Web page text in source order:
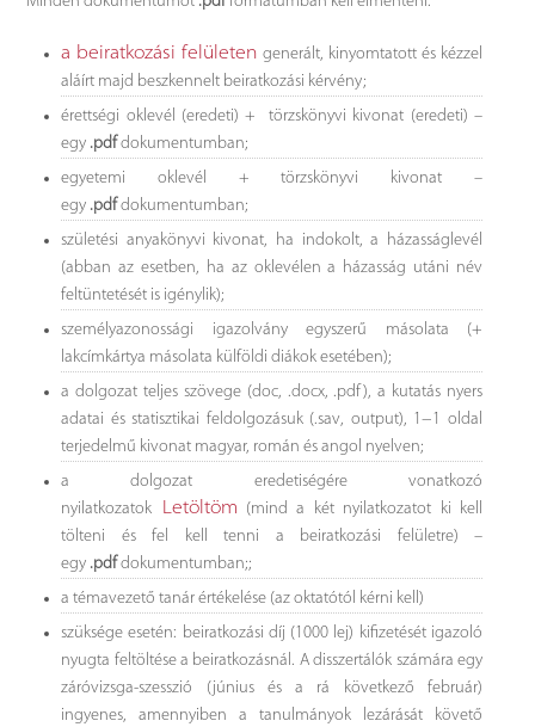
a beiratkozási felületen generált, kinyomtatott és kézzel
aláírt majd beszkennelt beiratkozási kérvény;
érettségi oklevél (eredeti) + törzskönyvi kivonat (eredeti) –
egy .pdfdokumentumban;
egyetemi oklevél + törzskönyvi kivonat –
egy .pdfdokumentumban;
születési anyakönyvi kivonat, ha indokolt, a házasságlevél
(abban az esetben, ha az oklevélen a házasság utáni név
feltüntetését is igénylik);
személyazonossági igazolvány egyszerű másolata (+
lakcímkártya másolata külföldi diákok esetében);
a dolgozat teljes szövege (doc, .docx, .pdf), a kutatás nyers
adatai és statisztikai feldolgozásuk (.sav, output), 1−1 oldal
terjedelmű kivonat magyar, román és angol nyelven;
a dolgozat eredetiségére vonatkozó
nyilatkozatok
Letöltöm (mind a két nyilatkozatot ki kell
tölteni és fel kell tenni a beiratkozási felületre) –
egy .pdfdokumentumban;;
a témavezető tanár értékelése (az oktatótól kérni kell)
szüksége esetén: beiratkozási díj (1000 lej) kifizetését igazoló
nyugta feltöltése a beiratkozásnál. A disszertálók számára egy
záróvizsga-szesszió (június és a rá következő február)
ingyenes, amennyiben a tanulmányok lezárását követő